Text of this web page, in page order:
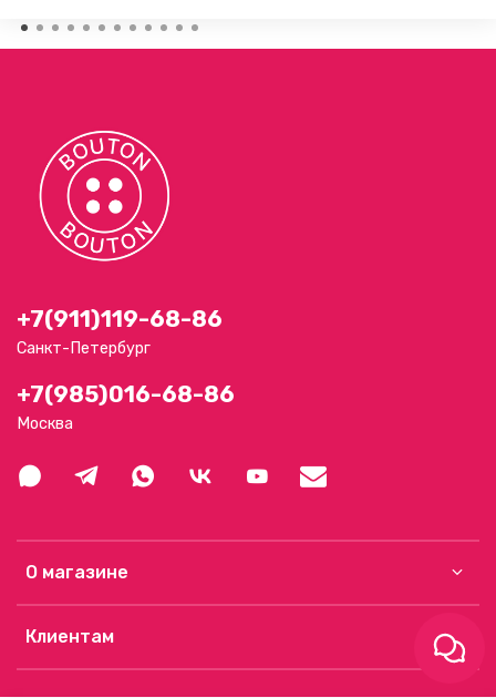
О магазине
Клиентам
+7(911)119-68-86
Санкт-Петербург
+7(985)016-68-86
Москва